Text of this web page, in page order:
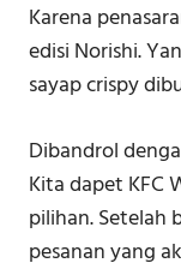
Karena
edisi Norishi.
sayap crispy
Dibandrol
Kita dapet KFC
pilihan. Setelah
pesanan yang